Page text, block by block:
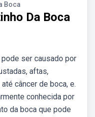
Boca
Da Boca
ser causado por
aftas,
câncer de boca, e.
conhecida por
da boca que pode